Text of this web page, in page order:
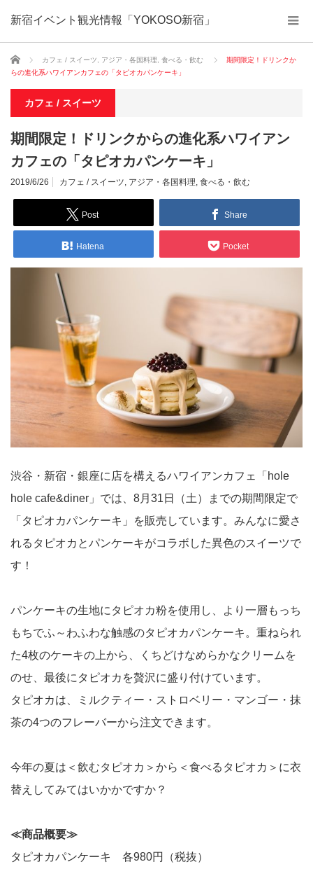
新宿イベント観光情報「YOKOSO新宿」
ホーム カフェ / スイーツ アジア・各国料理 食べる・飲む
期間限定！ドリンクか
らの進化系ハワイアンカフェの「タピオカパンケーキ」
カフェ / スイーツ
期間限定！ドリンクからの進化系ハワイアン
カフェの「タピオカパンケーキ」
2019/6/26 カフェ / スイーツ, アジア・各国料理, 食べる・飲む
Post Share
Hatena Pocket
渋谷・新宿・銀座に店を構えるハワイアンカフェ「hole
hole cafe&diner」では、8月31日（土）までの期間限定で
「タピオカパンケーキ」を販売しています。みんなに愛さ
れるタピオカとパンケーキがコラボした異色のスイーツで
す！
パンケーキの生地にタピオカ粉を使用し、より一層もっち
もちでふ～わふわな触感のタピオカパンケーキ。重ねられ
た4枚のケーキの上から、くちどけなめらかなクリームを
のせ、最後にタピオカを贅沢に盛り付けています。
タピオカは、ミルクティー・ストロベリー・マンゴー・抹
茶の4つのフレーバーから注文できます。
今年の夏は＜飲むタピオカ＞から＜食べるタピオカ＞に衣
替えしてみてはいかかですか？
≪商品概要≫
タピオカパンケーキ 各980円（税抜）